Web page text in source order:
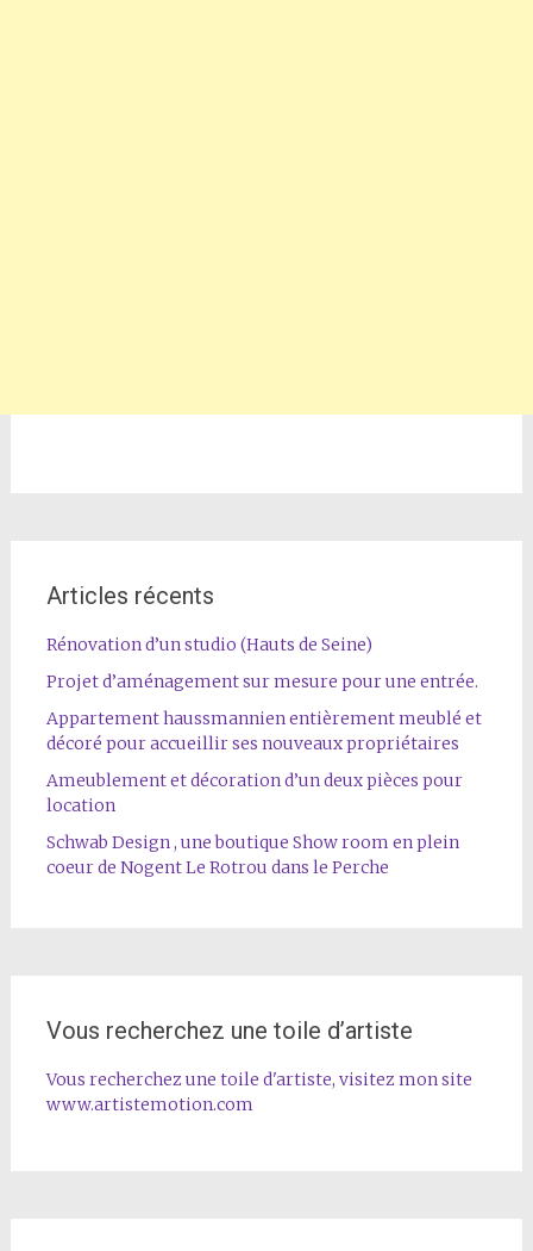
Articles récents
Rénovation d’un studio (Hauts de Seine)
Projet d’aménagement sur mesure pour une entrée.
Appartement haussmannien entièrement meublé et
décoré pour accueillir ses nouveaux propriétaires
Ameublement et décoration d’un deux pièces pour
location
Schwab Design , une boutique Show room en plein
coeur de Nogent Le Rotrou dans le Perche
Vous recherchez une toile d’artiste
Vous recherchez une toile d'artiste, visitez mon site
www.artistemotion.com